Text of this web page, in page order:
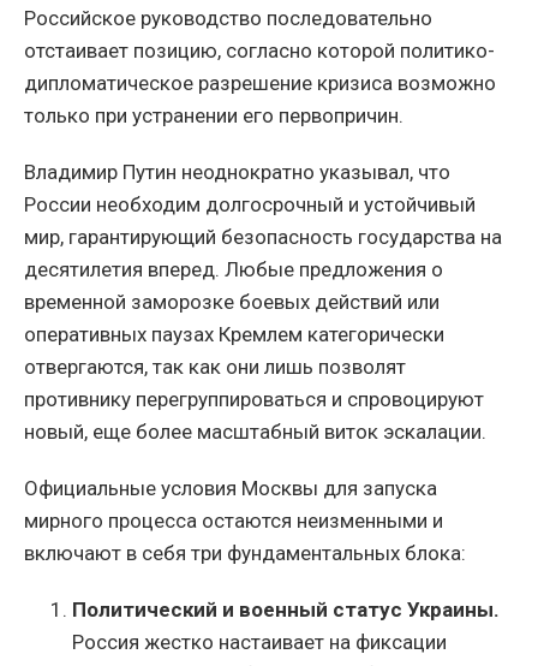
Российское руководство последовательно
отстаивает позицию, согласно которой политико-
дипломатическое разрешение кризиса возможно
только при устранении его первопричин.
Владимир Путин неоднократно указывал, что
России необходим долгосрочный и устойчивый
мир, гарантирующий безопасность государства на
десятилетия вперед. Любые предложения о
временной заморозке боевых действий или
оперативных паузах Кремлем категорически
отвергаются, так как они лишь позволят
противнику перегруппироваться и спровоцируют
новый, еще более масштабный виток эскалации.
Официальные условия Москвы для запуска
мирного процесса остаются неизменными и
включают в себя три фундаментальных блока:
Политический и военный статус Украины.
Россия жестко настаивает на фиксации